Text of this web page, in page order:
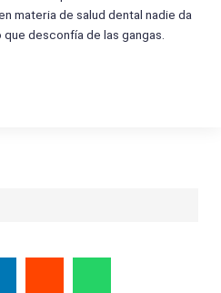
materia de salud dental nadie da
desconfía de las gangas.